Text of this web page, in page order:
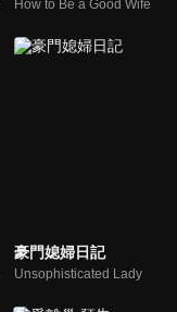
How to Be a Good Wife
豪門媳婦日記
Unsophisticated Lady